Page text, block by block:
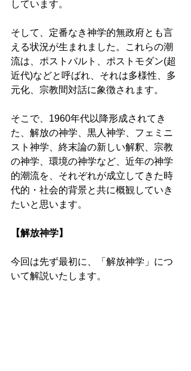
しています。
そして、定番なき神学的無政府とも言
える状況が生まれました。これらの潮
流は、ポストバルト、ポストモダン(超
近代)などと呼ばれ、それは多様性、多
元化、宗教間対話に象徴されます。
そこで、1960年代以降形成されてき
た、解放の神学、黒人神学、フェミニ
スト神学、終末論の新しい解釈、宗教
の神学、環境の神学など、近年の神学
的潮流を、それぞれが成立してきた時
代的・社会的背景と共に概観していき
たいと思います。
【解放神学】
今回は先ず最初に、「解放神学」につ
いて解説いたします。